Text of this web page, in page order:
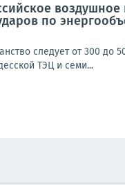
воздушное
по
следует от 300 до
ТЭЦ и семи...